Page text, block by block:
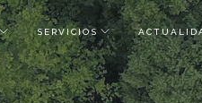
SERVICIOS